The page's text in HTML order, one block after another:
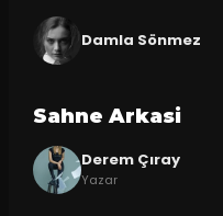
Damla Sönmez
Sahne Arkasi
Derem Çıray
Yazar